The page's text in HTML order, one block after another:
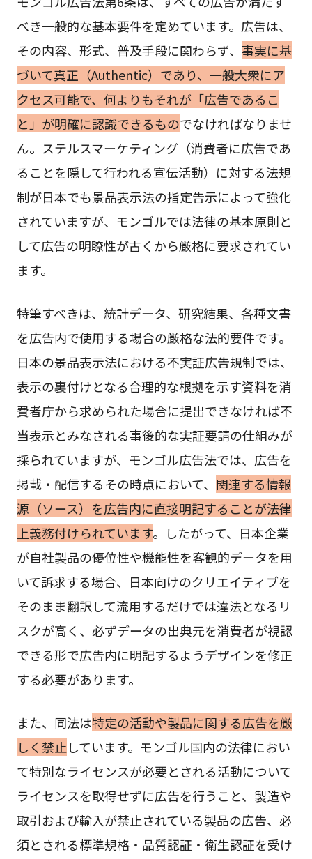
べき一般的な基本要件を定めています。広告は、
その内容、形式、普及手段に関わらず、 事実に基
づいて真正（Authentic）であり、一般大衆にア
クセス可能で、何よりもそれが「広告であるこ
と」が明確に認識できるものでなければなりませ
ん。ステルスマーケティング（消費者に広告であ
ることを隠して行われる宣伝活動）に対する法規
制が日本でも景品表示法の指定告示によって強化
されていますが、モンゴルでは法律の基本原則と
して広告の明瞭性が古くから厳格に要求されてい
ます。
特筆すべきは、統計データ、研究結果、各種文書
を広告内で使用する場合の厳格な法的要件です。
日本の景品表示法における不実証広告規制では、
表示の裏付けとなる合理的な根拠を示す資料を消
費者庁から求められた場合に提出できなければ不
当表示とみなされる事後的な実証要請の仕組みが
採られていますが、モンゴル広告法では、広告を
掲載・配信するその時点において、 関連する情報
源（ソース）を広告内に直接明記することが法律
上義務付けられています。したがって、日本企業
が自社製品の優位性や機能性を客観的データを用
いて訴求する場合、日本向けのクリエイティブを
そのまま翻訳して流用するだけでは違法となるリ
スクが高く、必ずデータの出典元を消費者が視認
できる形で広告内に明記するようデザインを修正
する必要があります。
また、同法は特定の活動や製品に関する広告を厳
しく禁止しています。モンゴル国内の法律におい
て特別なライセンスが必要とされる活動について
ライセンスを取得せずに広告を行うこと、製造や
取引および輸入が禁止されている製品の広告、必
須とされる標準規格・品質認証・衛生認証を受け